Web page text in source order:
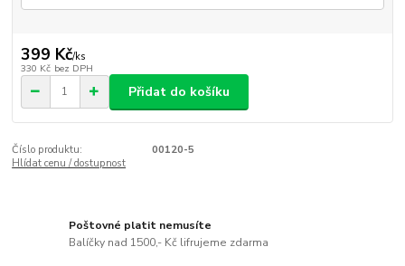
399 Kč/ks
330 Kč bez DPH
Přidat do košíku
Číslo produktu:
00120-5
Hlídat cenu / dostupnost
Poštovné platit nemusíte
Balíčky nad 1500,- Kč lifrujeme zdarma